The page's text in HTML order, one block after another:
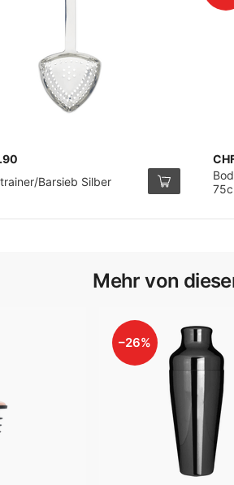
Barsieb Silber
Mehr von
–26%